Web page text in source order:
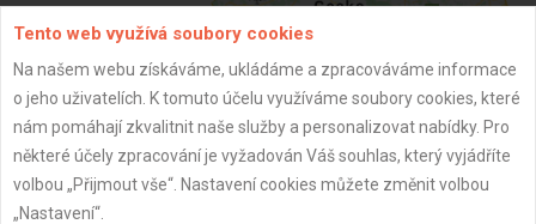
ZPĚT
Tento web využívá soubory cookies
Na našem webu získáváme, ukládáme a zpracováváme informace
o jeho uživatelích. K tomuto účelu využíváme soubory cookies, které
nám pomáhají zkvalitnit naše služby a personalizovat nabídky. Pro
některé účely zpracování je vyžadován Váš souhlas, který vyjádříte
volbou „Přijmout vše“. Nastavení cookies můžete změnit volbou
„Nastavení“.